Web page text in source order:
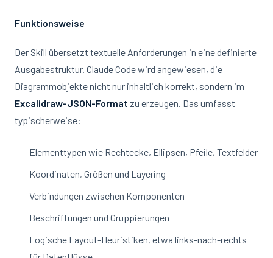
Funktionsweise
Der Skill übersetzt textuelle Anforderungen in eine definierte
Ausgabestruktur. Claude Code wird angewiesen, die
Diagrammobjekte nicht nur inhaltlich korrekt, sondern im
Excalidraw-JSON-Format zu erzeugen. Das umfasst
typischerweise:
Elementtypen wie Rechtecke, Ellipsen, Pfeile, Textfelder
Koordinaten, Größen und Layering
Verbindungen zwischen Komponenten
Beschriftungen und Gruppierungen
Logische Layout-Heuristiken, etwa links-nach-rechts